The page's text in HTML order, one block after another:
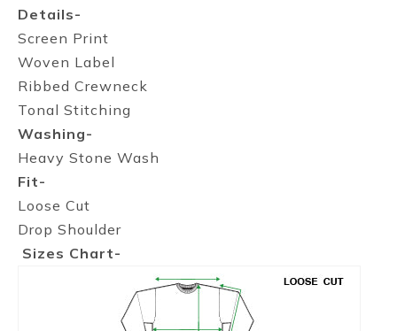
Details-
Screen Print
Woven Label
Ribbed Crewneck
Tonal Stitching
Washing-
Heavy Stone Wash
Fit-
Loose Cut
Drop Shoulder
Sizes Chart-